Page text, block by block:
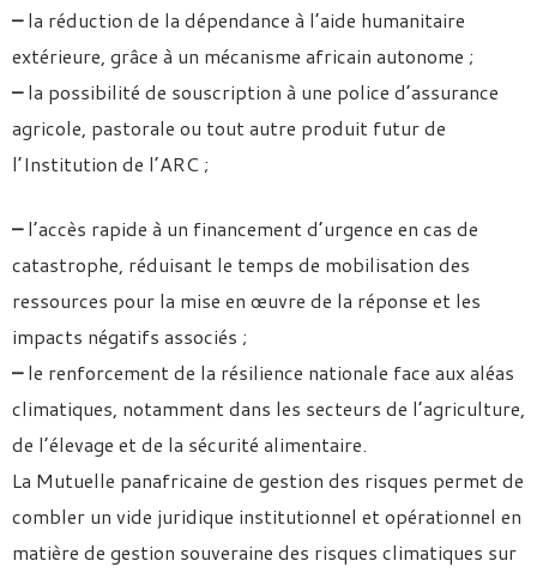
–la réduction de la dépendance à l’aide humanitaire
extérieure, grâce à un mécanisme africain autonome ;
–la possibilité de souscription à une police d’assurance
agricole, pastorale ou tout autre produit futur de
l’Institution de l’ARC ;
–l’accès rapide à un financement d’urgence en cas de
catastrophe, réduisant le temps de mobilisation des
ressources pour la mise en œuvre de la réponse et les
impacts négatifs associés ;
–le renforcement de la résilience nationale face aux aléas
climatiques, notamment dans les secteurs de l’agriculture,
de l’élevage et de la sécurité alimentaire.
La Mutuelle panafricaine de gestion des risques permet de
combler un vide juridique institutionnel et opérationnel en
matière de gestion souveraine des risques climatiques sur